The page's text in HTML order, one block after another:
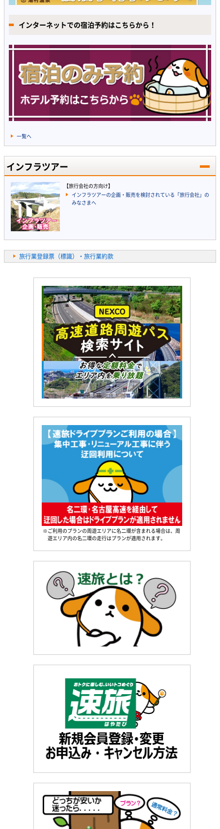
インターネットでの宿泊予約はこちらから！
一覧へ
インフラツアー
【旅行会社の方向け】
インフラツアーの企画・販売を検討されている「旅行会社」の
みなさまへ
旅行業登録票（標識）・旅行業約款
※ご利用のプランの周遊エリアに名二環が含まれる場合は、周
遊エリア内の名二環の走行はプランが適用されます。